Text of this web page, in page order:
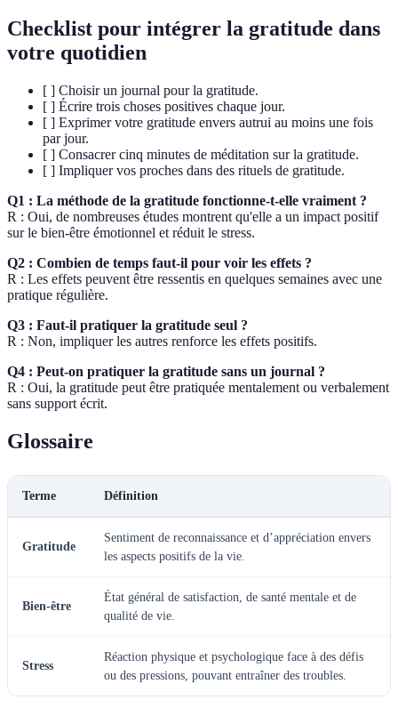
Checklist pour intégrer la gratitude dans
votre quotidien
[ ] Choisir un journal pour la gratitude.
[ ] Écrire trois choses positives chaque jour.
[ ] Exprimer votre gratitude envers autrui au moins une fois
par jour.
[ ] Consacrer cinq minutes de méditation sur la gratitude.
[ ] Impliquer vos proches dans des rituels de gratitude.
Q1 : La méthode de la gratitude fonctionne-t-elle vraiment ?
R : Oui, de nombreuses études montrent qu'elle a un impact positif
sur le bien-être émotionnel et réduit le stress.
Q2 : Combien de temps faut-il pour voir les effets ?
R : Les effets peuvent être ressentis en quelques semaines avec une
pratique régulière.
Q3 : Faut-il pratiquer la gratitude seul ?
R : Non, impliquer les autres renforce les effets positifs.
Q4 : Peut-on pratiquer la gratitude sans un journal ?
R : Oui, la gratitude peut être pratiquée mentalement ou verbalement
sans support écrit.
Glossaire
Terme Définition
Gratitude
Sentiment de reconnaissance et d’appréciation envers
les aspects positifs de la vie.
Bien-être
État général de satisfaction, de santé mentale et de
qualité de vie.
Stress
Réaction physique et psychologique face à des défis
ou des pressions, pouvant entraîner des troubles.